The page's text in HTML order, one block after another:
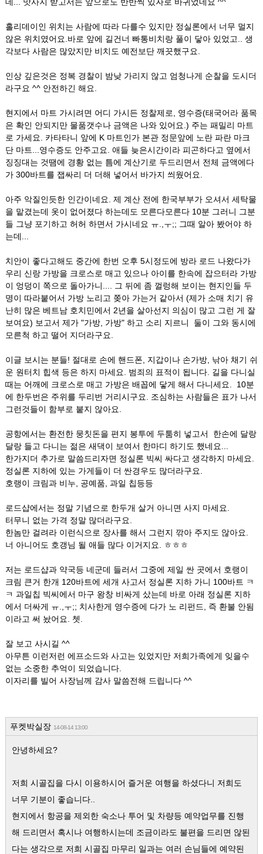
홀리데이인 위치는 사람에 따라 다를수 있지만 정실론에서 너무 멀지
않은 위치였어요.바로 앞에 길건너 빠통비치랑 풀이 닿아 있었고.. 생
각보다 사람은 많았지만 비치도 예전보단 깨끗했구요.
인상 깊은것은 정복 경찰이 밤낮 가리지 않고 엄청나게 순찰을 도시더
라구요 ^^ 안전하긴 해요.
현지에서 마트 가시려면 어디 가시든 정찰제로, 영수증(태국어라 품목
은 확인 안되지만 물품갯수나 금액은 나와 있어요.) 주는 패밀리 마트
로 가세요. 카타타니 앞에 K 마트인가 본관 정문앞에 노란 파란 마크
단 마트...영수증도 안주고요. 애들 늦은시간이라 피곤하다고 옆에서
징징대는 것땜에 경황 없는 틈에 계산기로 두드리면서 전체 금액에다
가 300바트를 잽싸리 더 더해 넣어서 바가지 씌웠어요.
아주 악질인듯한 인간이네요. 제 계산 전에 한국부부가 오셔서 세탁물
을 맡겼는데 옷이 없어졌다 하는데도 모른다모른다 10분 그러니 그분
들 그냥 포기하고 허허 하면서 가시네요 ㅠ.,ㅜ;; 그때 알아 봤어야 하
는데...
치안이 좋다고해도 중간에 한번 오후 5시정도에 방라 로드 나왔다가
우리 신랑 가방을 크로스로 매고 있으나 아이를 한속에 잡으터라 가방
이 엉덩이 쪽으로 돌아가니.... 그 뒤에 좀 껄렁해 보이는 현지인들 두
명이 따라붙어서 가방 노리고 쫒아 가는거 같아서 (제가 소매 치기 유
난히 많은 베트남 호치민에서 2년을 살아선지 의심이 많고 그런 게 잘
보여요) 보고서 제가 "가방, 가방" 하고 소리 지르니 둘이 그와 동시에
모른척 하고 떨어 지더라구요.
이글 보시는 분들! 절대로 손에 핸드폰, 지갑이나 손가방, 낚아 채기 쉬
운 원터치 힙색 등은 하지 마세요. 범죄의 표적이 됩니다. 길을 다니실
때는 어깨에 크로스로 매고 가방은 배꼽에 닿게 해서 다니세요. 10분
에 한두번은 주위를 두리번 거리시구요. 조심하는 사람들은 표가 나서
그런것들이 함부로 붙지 않아요.
공항에서는 환전한 뭉칫돈을 편지 봉투에 두툼히 넣고서 한손에 달랑
달랑 들고 다니는 젊은 새댁이 보여서 한마디 하기도 했네요...
한가지더 추가로 말씀드리자면 정실론 빅씨 싸다고 생각하지 마세요.
정실론 지하에 있는 가게들이 더 싼경우도 많더라구요.
호랭이 크림과 비누, 공예품, 과일 칩등등
로드샵에서는 정말 기념으로 한두개 살거 아니면 사지 마세요.
터무니 없는 가격 정말 많더라구요.
한놈만 걸려라 이런식으로 장사를 해서 그런지 깎아 주지도 않아요.
너 아니어도 호갱님 될 애들 많다 이거지요. ㅎㅎㅎ
저는 로드샵과 약국등 네군데 들러서 그중에 제일 싼 곳에서 호랭이
크림 큰거 한개 120바트에 세개 사고서 정실론 지하 가니 100바트 ㅋ
ㅋ 과일칩 빅씨에서 마구 왕창 비싸게 샀는데 바로 아래 정실론 지하
에서 더싸게 ㅠ.,ㅜ;; 치사한게 영수증에 다가 노 리펀드, 즉 환불 안됨
이라고 써 놨어요. 쳇.
잘 보고 사시길 ^^
아무튼 이런저런 에프소드와 사고는 있었지만 저희가족에게 잊을수
없는 소중한 추억이 되었습니다.
이자리를 빌어 사장님께 감사 말씀전해 드립니다 ^^
푸켓박실장 14-08-14 13:00
안녕하세요?
저희 시골집을 다시 이용하시어 즐거운 여행을 하셨다니 저희도
너무 기분이 좋습니다..
현지에서 항공을 제외한 숙소나 투어 및 차량등 예약업무를 진행
해 드리면서 혹시나 여행하시는데 조금이라도 불편을 드리면 않된
다는 생각으로 저희 시골집 마무리 일과는 여러 손님들에 예약된